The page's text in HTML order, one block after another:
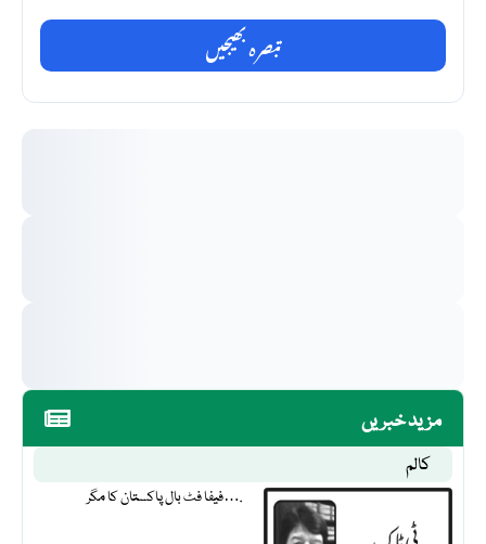
مزید خبریں
کالم
فیفا فٹ بال پاکستان کا مگر….
تبصرہ بھیجیں